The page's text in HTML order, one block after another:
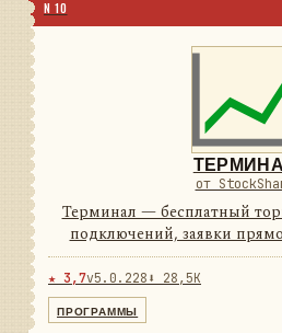
N 10
от
Терминал — бесплатный
подключений, заявки
свечей, которых нет у
тёмная темы — обе в
★ 3,7v5.0.228 ⬇ 28,5K
ПРОГРАММЫ